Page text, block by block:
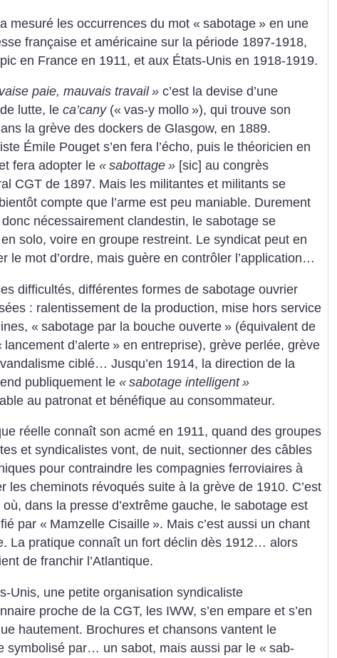
mesuré les occurrences du mot « sabotage » en une
française et américaine sur la période 1897-1918,
en France en 1911, et aux États-Unis en 1918-1919.
paie, mauvais ­travail » c’est la devise d’une
lutte, le ca’cany(« vas-y mollo »), qui trouve son
la grève des dockers de Glasgow, en 1889.
Émile Pouget s’en fera l’écho, puis le théoricien en
fera adopter le « sabottage » [sic] au congrès
CGT de 1897. Mais les militantes et militants se
compte que l’arme est peu maniable. Durement
nécessairement clandestin, le sabotage se
solo, voire en groupe restreint. Le syndicat peut en
le mot ­d’ordre, mais guère en contrôler l’application…
difficultés, différentes formes de sabotage ouvrier
: ralentissement de la production, mise hors service
« sabotage par la bouche ouverte » (équivalent de
lancement d’alerte » en entreprise), grève perlée, ­grève
ciblé… Jusqu’en 1914, la direction de la
publiquement le « sabotage intelligent »
au patronat et bénéfique au consommateur.
réelle connaît son acmé en 1911, quand des groupes
et syndicalistes vont, de nuit, sectionner des câbles
pour contraindre les compagnies ferroviaires à
les cheminots révoqués suite à la grève de 1910. C’est
où, dans la presse d’extrême gauche, le sabotage est
par « Mamzelle Cisaille ». Mais c’est aussi un chant
La pratique connaît un fort déclin dès 1912… alors
de franchir l’Atlantique.
Unis, une petite organisation syndicaliste
proche de la CGT, les IWW, s’en em­pare et s’en
hautement. Brochures et chansons vantent le
symbolisé par… un sabot, mais aussi par le « sab-